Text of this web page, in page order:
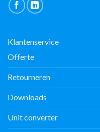
Klantenservice
Offerte
Retourneren
Downloads
Unit converter